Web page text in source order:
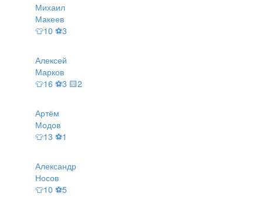
Михаил
Макеев
👕10 ⚽3
Алексей
Марков
👕16 ⚽3 🟨2
Артём
Модов
👕13 ⚽1
Александр
Носов
👕10 ⚽5